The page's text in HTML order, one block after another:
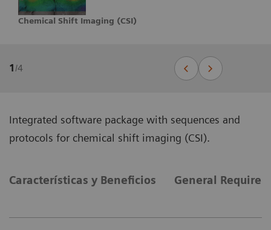
Chemical Shift Imaging (CSI)
1/4
Integrated software package with sequences and
protocols for chemical shift imaging (CSI).
Características y Beneficios General